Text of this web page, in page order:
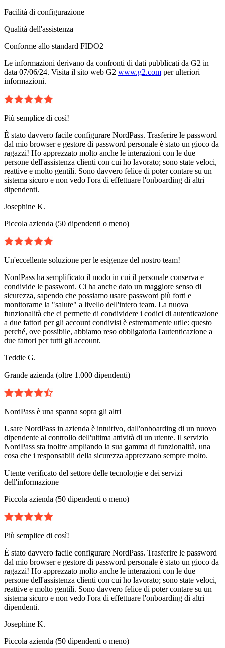
Facilità di configurazione
Qualità dell'assistenza
Conforme allo standard FIDO2
Le informazioni derivano da confronti di dati pubblicati da G2 in
data 07/06/24. Visita il sito web G2 www.g2.com per ulteriori
informazioni.
Più semplice di così!
È stato davvero facile configurare NordPass. Trasferire le password
dal mio browser e gestore di password personale è stato un gioco da
ragazzi! Ho apprezzato molto anche le interazioni con le due
persone dell'assistenza clienti con cui ho lavorato; sono state veloci,
reattive e molto gentili. Sono davvero felice di poter contare su un
sistema sicuro e non vedo l'ora di effettuare l'onboarding di altri
dipendenti.
Josephine K.
Piccola azienda (50 dipendenti o meno)
Un'eccellente soluzione per le esigenze del nostro team!
NordPass ha semplificato il modo in cui il personale conserva e
condivide le password. Ci ha anche dato un maggiore senso di
sicurezza, sapendo che possiamo usare password più forti e
monitorarne la "salute" a livello dell'intero team. La nuova
funzionalità che ci permette di condividere i codici di autenticazione
a due fattori per gli account condivisi è estremamente utile: questo
perché, ove possibile, abbiamo reso obbligatoria l'autenticazione a
due fattori per tutti gli account.
Teddie G.
Grande azienda (oltre 1.000 dipendenti)
NordPass è una spanna sopra gli altri
Usare NordPass in azienda è intuitivo, dall'onboarding di un nuovo
dipendente al controllo dell'ultima attività di un utente. Il servizio
NordPass sta inoltre ampliando la sua gamma di funzionalità, una
cosa che i responsabili della sicurezza apprezzano sempre molto.
Utente verificato del settore delle tecnologie e dei servizi
dell'informazione
Piccola azienda (50 dipendenti o meno)
Più semplice di così!
È stato davvero facile configurare NordPass. Trasferire le password
dal mio browser e gestore di password personale è stato un gioco da
ragazzi! Ho apprezzato molto anche le interazioni con le due
persone dell'assistenza clienti con cui ho lavorato; sono state veloci,
reattive e molto gentili. Sono davvero felice di poter contare su un
sistema sicuro e non vedo l'ora di effettuare l'onboarding di altri
dipendenti.
Josephine K.
Piccola azienda (50 dipendenti o meno)